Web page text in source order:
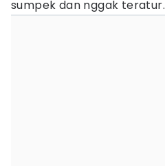
sumpek dan nggak teratur.